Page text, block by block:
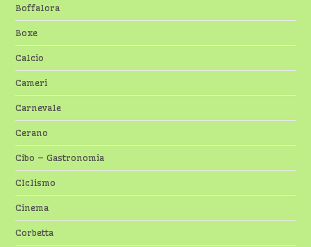
Boffalora
Boxe
Calcio
Cameri
Carnevale
Cerano
Cibo – Gastronomia
CIclismo
Cinema
Corbetta